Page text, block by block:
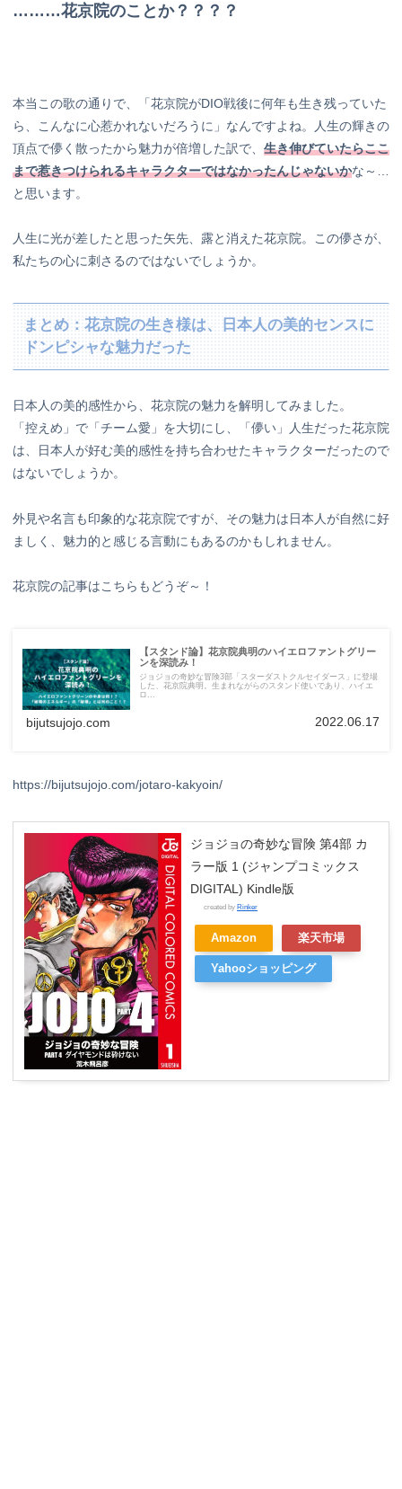
………花京院のことか？？？？
本当この歌の通りで、「花京院がDIO戦後に何年も生き残っていた
ら、こんなに心惹かれないだろうに」なんですよね。人生の輝きの
頂点で儚く散ったから魅力が倍増した訳で、 生き伸びていたらここ
まで惹きつけられるキャラクターではなかったんじゃないかな～…
と思います。
人生に光が差したと思った矢先、露と消えた花京院。この儚さが、
私たちの心に刺さるのではないでしょうか。
まとめ：花京院の生き様は、日本人の美的センスに
ドンピシャな魅力だった
日本人の美的感性から、花京院の魅力を解明してみました。
「控えめ」で「チーム愛」を大切にし、「儚い」人生だった花京院
は、日本人が好む美的感性を持ち合わせたキャラクターだったので
はないでしょうか。
外見や名言も印象的な花京院ですが、その魅力は日本人が自然に好
ましく、魅力的と感じる言動にもあるのかもしれません。
花京院の記事はこちらもどうぞ～！
【スタンド論】花京院典明のハイエロファントグリー
ンを深読み！
ジョジョの奇妙な冒険3部「スターダストクルセイダース」に登場
した、花京院典明。生まれながらのスタンド使いであり、ハイエ
ロ...
bijutsujojo.com 2022.06.17
https://bijutsujojo.com/jotaro-kakyoin/
ジョジョの奇妙な冒険 第4部 カ
ラー版 1 (ジャンプコミックス
DIGITAL) Kindle版
created by Rinker
Amazon 楽天市場
Yahooショッピング